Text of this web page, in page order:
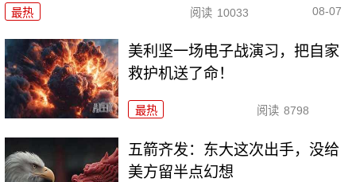
最热 阅读 10033 08-07
美利坚一场电子战演习，把自家
救护机送了命！
最热 阅读 8798
五箭齐发：东大这次出手，没给
美方留半点幻想